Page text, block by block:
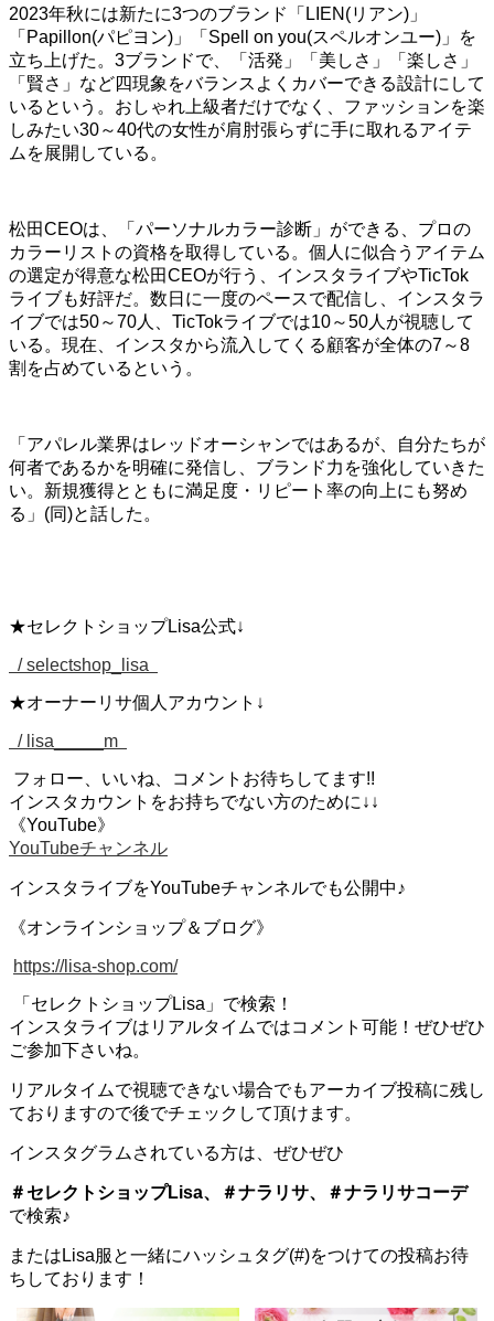
2023年秋には新たに3つのブランド「LIEN(リアン)」
「Papillon(パピヨン)」「Spell on you(スペルオンユー)」を
立ち上げた。3ブランドで、「活発」「美しさ」「楽しさ」
「賢さ」など四現象をバランスよくカバーできる設計にして
いるという。おしゃれ上級者だけでなく、ファッションを楽
しみたい30～40代の女性が肩肘張らずに手に取れるアイテ
ムを展開している。
松田CEOは、「パーソナルカラー診断」ができる、プロの
カラーリストの資格を取得している。個人に似合うアイテム
の選定が得意な松田CEOが行う、インスタライブやTicTok
ライブも好評だ。数日に一度のペースで配信し、インスタラ
イブでは50～70人、TicTokライブでは10～50人が視聴して
いる。現在、インスタから流入してくる顧客が全体の7～8
割を占めているという。
「アパレル業界はレッドオーシャンではあるが、自分たちが
何者であるかを明確に発信し、ブランド力を強化していきた
い。新規獲得とともに満足度・リピート率の向上にも努め
る」(同)と話した。
★セレクトショップLisa公式↓
/ selectshop_lisa
★オーナーリサ個人アカウント↓
/ lisa_____m
フォロー、いいね、コメントお待ちしてます!!
インスタカウントをお持ちでない方のために↓↓
《YouTube》
YouTubeチャンネル
インスタライブをYouTubeチャンネルでも公開中♪
《オンラインショップ＆ブログ》
https://lisa-shop.com/
「セレクトショップLisa」で検索！
インスタライブはリアルタイムではコメント可能！ぜひぜひ
ご参加下さいね。
リアルタイムで視聴できない場合でもアーカイブ投稿に残し
ておりますので後でチェックして頂けます。
インスタグラムされている方は、ぜひぜひ
＃セレクトショップLisa、＃ナラリサ、＃ナラリサコーデ
で検索♪
またはLisa服と一緒にハッシュタグ(#)をつけての投稿お待
ちしております！